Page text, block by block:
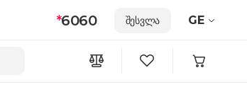
*6060 შესვლა GE